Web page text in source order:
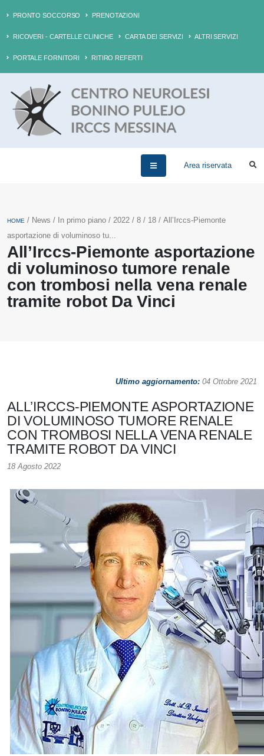
PRONTO SOCCORSO PRENOTAZIONI
RICOVERI - CARTELLE CLINICHE CARTA DEI SERVIZI ALTRI SERVIZI
PORTALE FORNITORI RITIRO REFERTI
Area riservata
All’Irccs-Piemonte asportazione
di voluminoso tumore renale
con trombosi nella vena renale
tramite robot Da Vinci
HOME / News / In primo piano / 2022 / 8 / 18 / All’Irccs-Piemonte
asportazione di voluminoso tu...
Ultimo aggiornamento: 04 Ottobre 2021
ALL’IRCCS-PIEMONTE ASPORTAZIONE
DI VOLUMINOSO TUMORE RENALE
CON TROMBOSI NELLA VENA RENALE
TRAMITE ROBOT DA VINCI
18 Agosto 2022